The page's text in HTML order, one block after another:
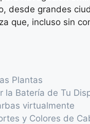
desde grandes
que, incluso sin
Plantas
la Batería de Tu
virtualmente
y Colores de